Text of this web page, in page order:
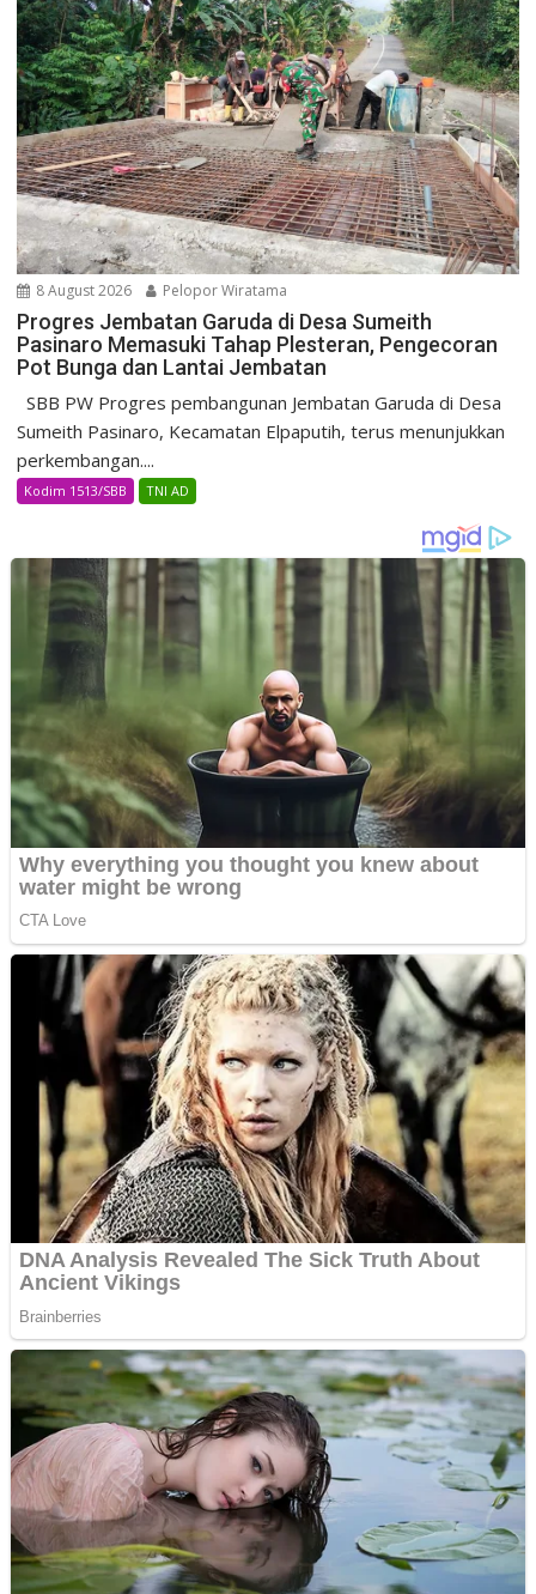
8 August 2026 Pelopor Wiratama
Progres Jembatan Garuda di Desa Sumeith
Pasinaro Memasuki Tahap Plesteran, Pengecoran
Pot Bunga dan Lantai Jembatan
SBB PW Progres pembangunan Jembatan Garuda di Desa
Sumeith Pasinaro, Kecamatan Elpaputih, terus menunjukkan
perkembangan....
Kodim 1513/SBB TNI AD